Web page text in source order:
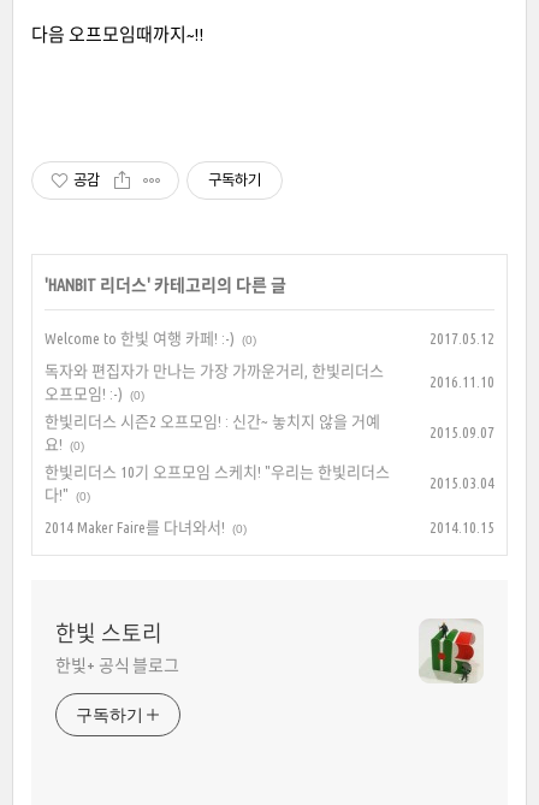
다음 오프모임때까지~!!
공감 구독하기
'HANBIT 리더스' 카테고리의 다른 글
Welcome to 한빛 여행 카페! :-) (0)
2017.05.12
독자와 편집자가 만나는 가장 가까운거리, 한빛리더스
오프모임! :-)
(0)
2016.11.10
한빛리더스 시즌2 오프모임! : 신간~ 놓치지 않을 거예
요!
(0)
2015.09.07
한빛리더스 10기 오프모임 스케치! "우리는 한빛리더스
다!"
(0)
2015.03.04
2014 Maker Faire를 다녀와서! (0) 2014.10.15
한빛 스토리
한빛+ 공식 블로그
구독하기